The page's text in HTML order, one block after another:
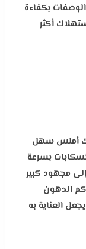
الوصفات بكفاءة
أكثر
أملس سهل
بسرعة
مجهود كبير
الدهون
العناية به